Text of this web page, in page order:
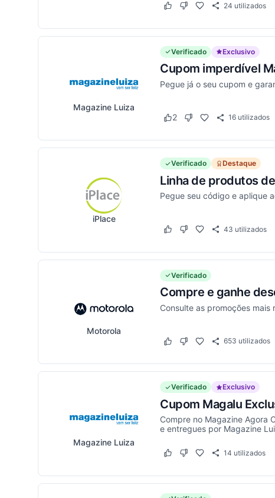
Este cupom funcionou
Este cupom não
24 utilizados
Magazine Luiza
Verificado Exclusivo
Cupom imperdível
Pegue já o seu cupom e
Este cupom funcionou
2 Este cupom não
16 utilizados
iPlace
Verificado Destaque
Linha de produtos
Pegue seu código e aplique
Este cupom funcionou
Este cupom não
43 utilizados
Motorola
Verificado
Compre e ganhe
Consulte as promoções
Este cupom funcionou
Este cupom não
653 utilizados
Magazine Luiza
Verificado Exclusivo
Cupom Magalu
Compre no Magazine Agora
e entregues por Magazine
Este cupom funcionou
Este cupom não
14 utilizados